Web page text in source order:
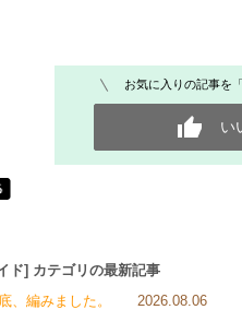
お気に入りの記事を
い
ド] カテゴリの最新記事
、編みました。
2026.08.06